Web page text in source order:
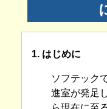
1. はじめに
ソフテック
進室が発足